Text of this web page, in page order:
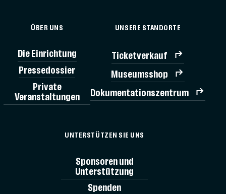
ÜBER UNS
Die Einrichtung
Pressedossier
Private
Veranstaltungen
UNSERE STANDORTE
Ticketverkauf
Museumsshop
Dokumentationszentrum
UNTERSTÜTZEN SIE UNS
Sponsoren und
Unterstützung
Spenden